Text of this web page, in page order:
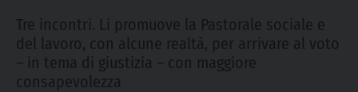
Tre incontri. Li promuove la Pastorale sociale e
del lavoro, con alcune realtà, per arrivare al voto
– in tema di giustizia – con maggiore
consapevolezza